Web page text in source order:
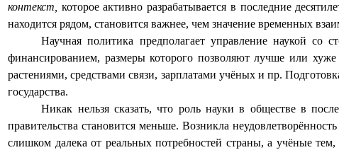
контекст, которое активно разрабатывается в последние
находится рядом, становится важнее, чем значение временных
Научная политика предполагает управление наукой со
финансированием, размеры которого позволяют лучше или
растениями, средствами связи, зарплатами учёных и пр.
государства.
Никак нельзя сказать, что роль науки в обществе в
правительства становится меньше. Возникла
слишком далека от реальных потребностей страны, а учёные